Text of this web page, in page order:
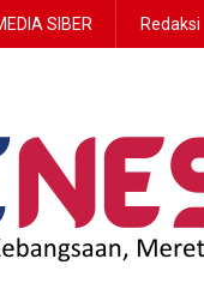
SIBER Redaksi